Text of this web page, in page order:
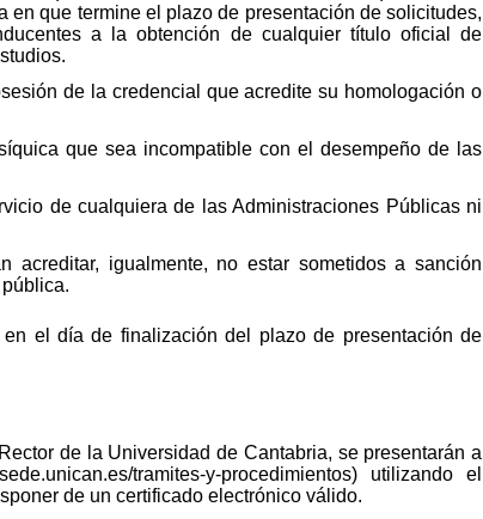
que termine el plazo de presentación de solicitudes,
a la obtención de cualquier título oficial de
de la credencial que acredite su homologación o
que sea incompatible con el desempeño de las
de cualquiera de las Administraciones Públicas ni
acreditar, igualmente, no estar sometidos a sanción
el día de finalización del plazo de presentación de
de la Universidad de Cantabria, se presentarán a
tramites-y-procedimientos) utilizando el
de un certificado electrónico válido.